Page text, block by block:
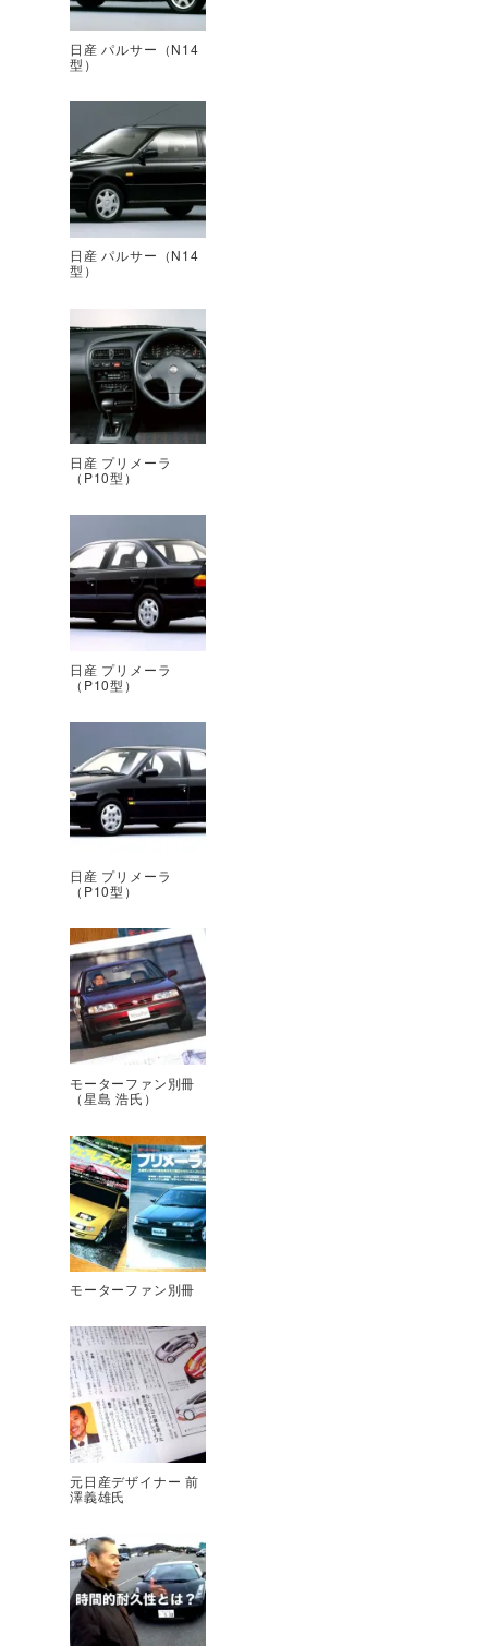
日産 パルサー（N14
型）
日産 パルサー（N14
型）
日産 プリメーラ
（P10型）
日産 プリメーラ
（P10型）
日産 プリメーラ
（P10型）
モーターファン別冊
（星島 浩氏）
モーターファン別冊
元日産デザイナー 前
澤義雄氏